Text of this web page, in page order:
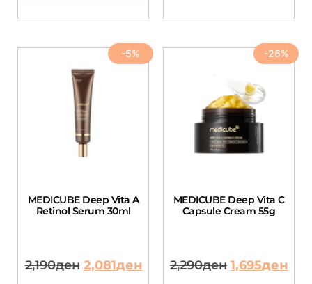
-5%
MEDICUBE Deep Vita A
Retinol Serum 30ml
2,190ден 2,081ден
-26%
MEDICUBE Deep Vita C
Capsule Cream 55g
2,290ден 1,695ден